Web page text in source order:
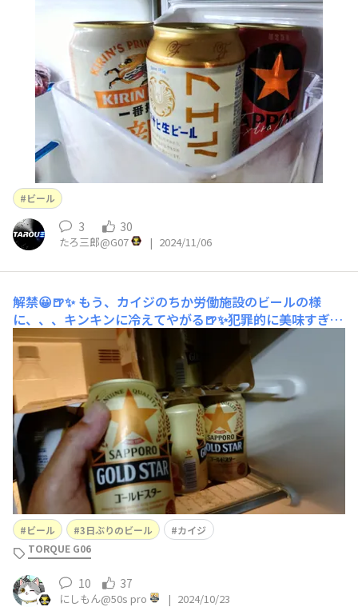
ビール
3 30
たろ三郎@G07 | 2024/11/06
解禁😀🍺✨ もう、カイジのちか労働施設のビールの様
に、、、キンキンに冷えてやがる🍺✨犯罪的に美味すぎる
❗️🍺😀✨ 本当に体に染み込んできますね😀🍺✨
ビール 3日ぶりのビール
カイジ
TORQUE G06
10 37
にしもん@50s pro | 2024/10/23